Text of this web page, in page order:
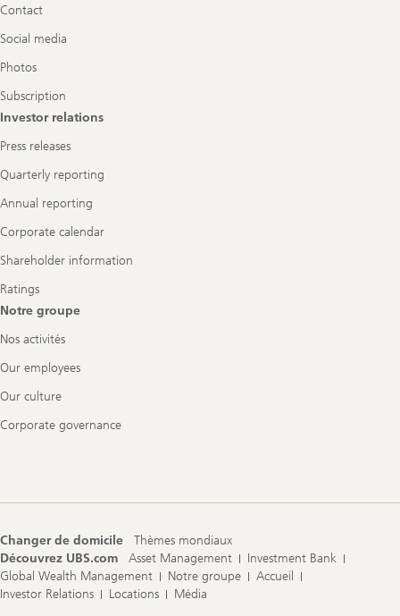
Contact
Social media
Photos
Subscription
Investor relations
Press releases
Quarterly reporting
Annual reporting
Corporate calendar
Shareholder information
Ratings
Notre groupe
Nos activités
Our employees
Our culture
Corporate governance
Changer de domicile
Thèmes mondiaux
Découvrez UBS.com
Asset Management
Investment Bank
Global Wealth Management
Notre groupe
Accueil
Investor Relations
Locations Média